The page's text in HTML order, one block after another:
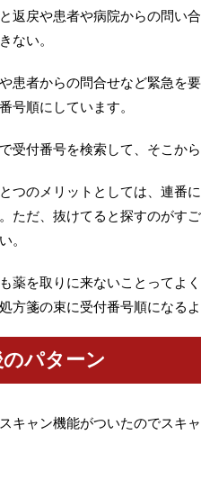
返戻や患者や病院からの問い
ない。
患者からの問合せなど緊急を
号順にしています。
受付番号を検索して、そこか
つのメリットとしては、連番
ただ、抜けてると探すのがす
。
薬を取りに来ないことってよ
方箋の束に受付番号順になる
パターン
キャン機能がついたのでスキ